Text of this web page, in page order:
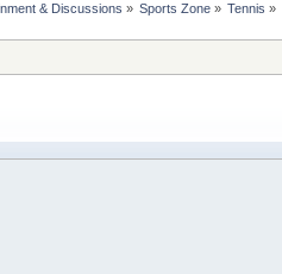
& Discussions » Sports Zone » Tennis »